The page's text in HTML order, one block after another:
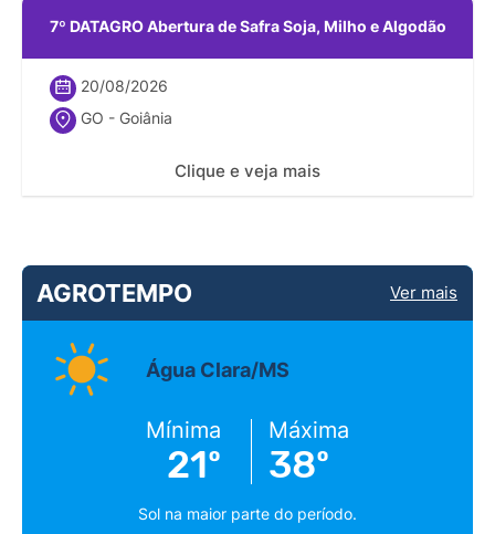
7º DATAGRO Abertura de Safra Soja, Milho e Algodão
20/08/2026
GO - Goiânia
Clique e veja mais
AGROTEMPO Ver mais
Água Clara/MS
Mínima
21º
Máxima
38º
Sol na maior parte do período.